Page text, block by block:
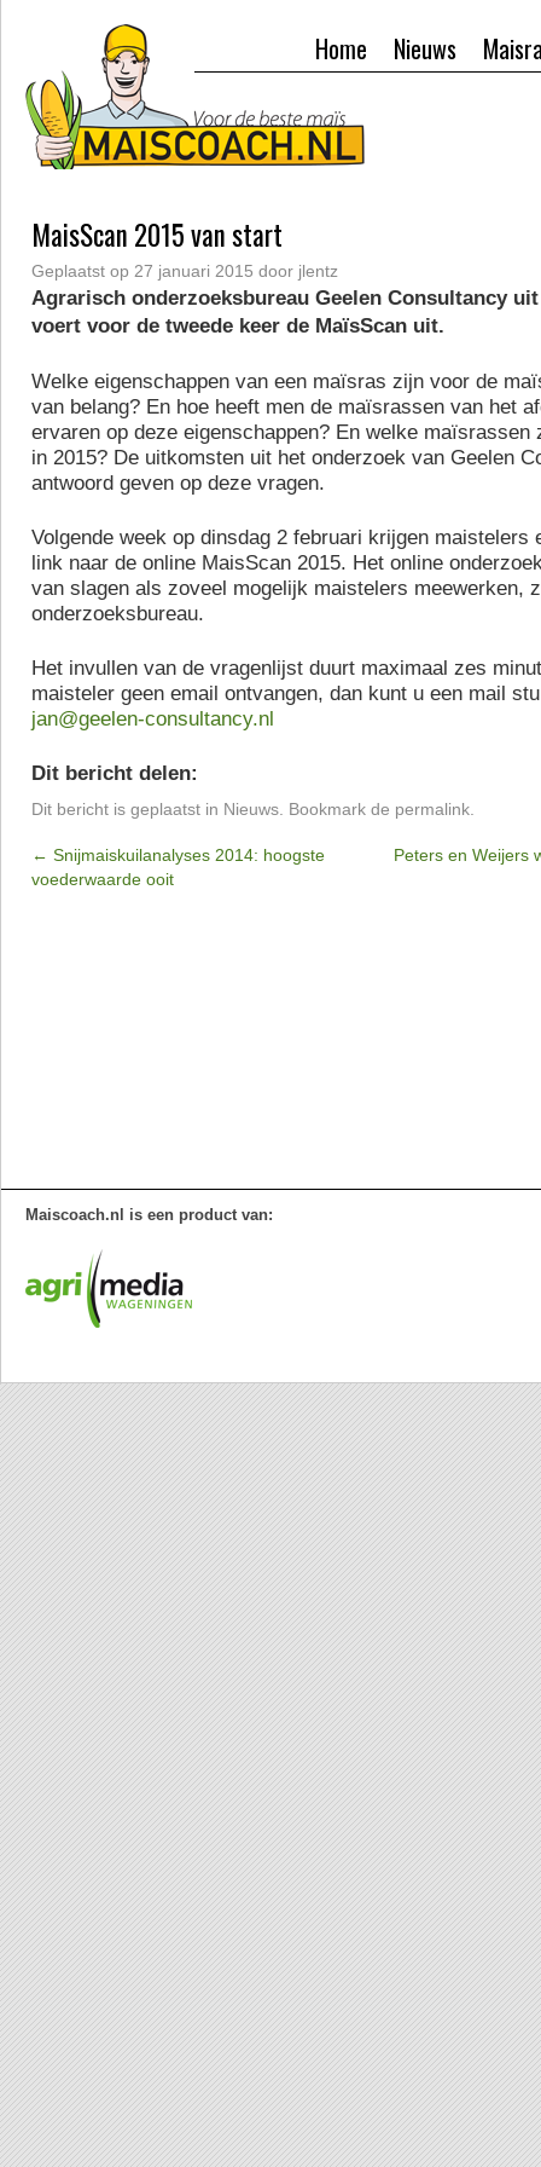
Nieuws
Home
MaisScan 2015 van start
Geplaatst op 27 januari 2015 door jlentz
Agrarisch onderzoeksbureau Geelen Consultancy
voert voor de tweede keer de MaïsScan uit.
Welke eigenschappen van een maïsras zijn voor de
van belang? En hoe heeft men de maïsrassen van het
ervaren op deze eigenschappen? En welke maïsrassen
in 2015? De uitkomsten uit het onderzoek van Geelen
antwoord geven op deze vragen.
Volgende week op dinsdag 2 februari krijgen maistelers
link naar de online MaisScan 2015. Het online
van slagen als zoveel mogelijk maistelers meewerken,
onderzoeksbureau.
Het invullen van de vragenlijst duurt maximaal zes
maisteler geen email ontvangen, dan kunt u een mail
jan@geelen-consultancy.nl
Dit bericht delen:
Dit bericht is geplaatst in Nieuws . Bookmark de permalink
← Snijmaiskuilanalyses 2014: hoogste
voederwaarde ooit
Peters en Weijers
Maiscoach.nl is een product van: